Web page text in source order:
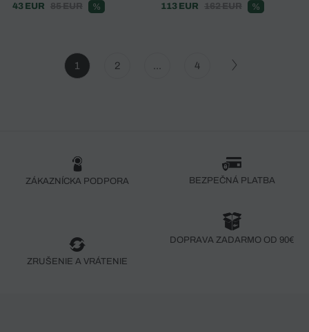
43 EUR
85 EUR %
113 EUR
162 EUR %
1 2 4
ZÁKAZNÍCKA PODPORA BEZPEČNÁ PLATBA
ZRUŠENIE A VRÁTENIE
DOPRAVA ZADARMO OD 90€